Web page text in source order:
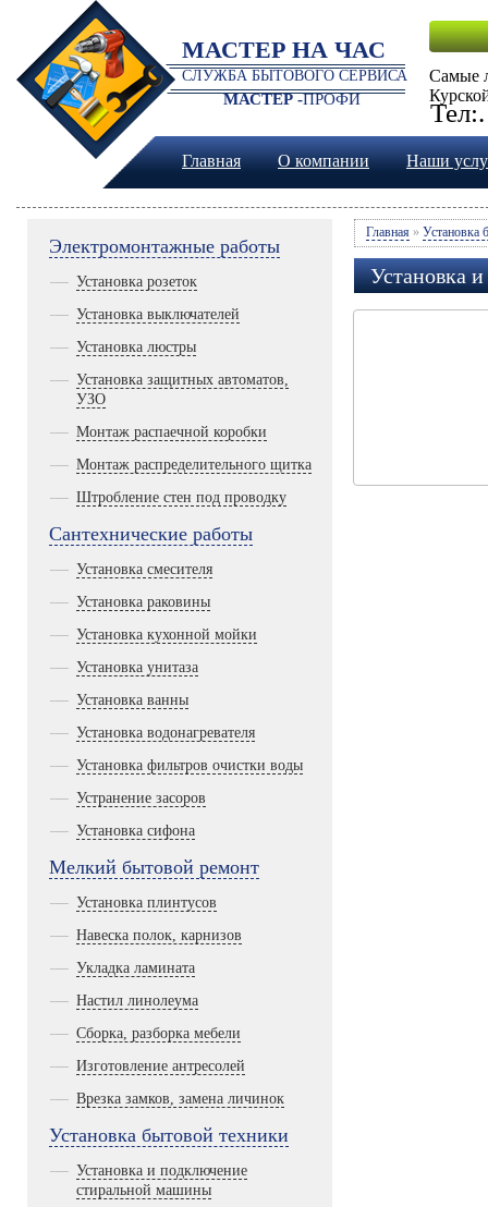
Самые
Главная О компании Наши
МАСТЕР НА ЧАС
СЛУЖБА БЫТОВОГО СЕРВИСА
МАСТЕР -ПРОФИ
Электромонтажные работы
Установка розеток
Установка выключателей
Установка люстры
Установка защитных автоматов,
УЗО
Монтаж распаечной коробки
Монтаж распределительного щитка
Штробление стен под проводку
Сантехнические работы
Установка смесителя
Установка раковины
Установка кухонной мойки
Установка унитаза
Установка ванны
Установка водонагревателя
Установка фильтров очистки воды
Устранение засоров
Установка сифона
Мелкий бытовой ремонт
Установка плинтусов
Навеска полок, карнизов
Укладка ламината
Настил линолеума
Сборка, разборка мебели
Изготовление антресолей
Врезка замков, замена личинок
Установка бытовой техники
Установка и подключение
стиральной машины
Главная » Установка
Установка